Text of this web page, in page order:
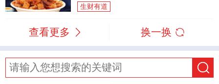
生财有道
查看更多 换一换